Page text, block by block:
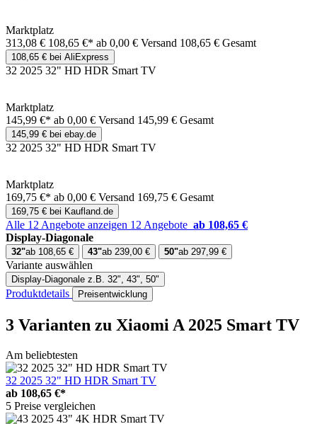
Marktplatz
313,08 € 108,65 €* ab 0,00 € Versand 108,65 € Gesamt
108,65 € bei AliExpress
32 2025 32" HD HDR Smart TV
Marktplatz
145,99 €* ab 0,00 € Versand 145,99 € Gesamt
145,99 € bei ebay.de
32 2025 32" HD HDR Smart TV
Marktplatz
169,75 €* ab 0,00 € Versand 169,75 € Gesamt
169,75 € bei Kaufland.de
Alle 12 Angebote anzeigen 12 Angebote ab 108,65 €
Display-Diagonale
32"ab 108,65 € 43"ab 239,00 € 50"ab 297,99 €
Variante auswählen
Display-Diagonale z.B. 32", 43", 50"
Produktdetails Preisentwicklung
3 Varianten zu Xiaomi A 2025 Smart TV
Am beliebtesten
32 2025 32" HD HDR Smart TV
ab 108,65 €*
5 Preise vergleichen